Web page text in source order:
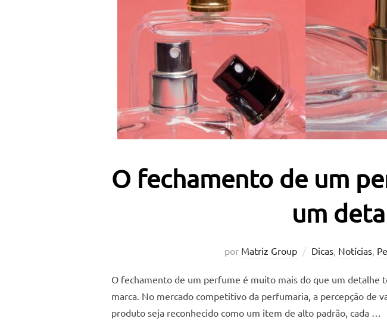
O fechamento de um
um
por Matriz Group Dicas, Notícias,
O fechamento de um perfume é muito mais do que um detalhe
marca. No mercado competitivo da perfumaria, a percepção de
produto seja reconhecido como um item de alto padrão, cada …